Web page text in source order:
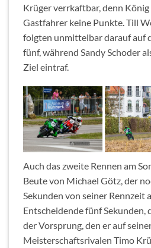
Krüger verrkaftbar, denn
Gastfahrer keine Punkte. Till
folgten unmittelbar darauf auf
fünf, während Sandy Schoder
Ziel eintraf.
Auch das zweite Rennen am
Beute von Michael Götz, der
Sekunden von seiner Rennzeit
Entscheidende fünf Sekunden,
der Vorsprung, den er auf
Meisterschaftsrivalen Timo